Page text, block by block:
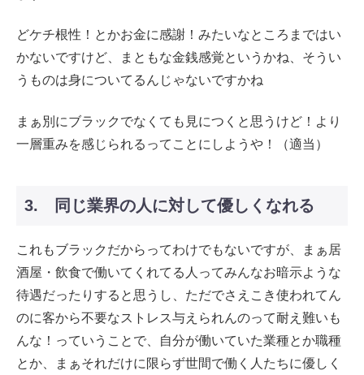
どケチ根性！とかお金に感謝！みたいなところまではい
かないですけど、まともな金銭感覚というかね、そうい
うものは身についてるんじゃないですかね
まぁ別にブラックでなくても見につくと思うけど！より
一層重みを感じられるってことにしようや！（適当）
3. 同じ業界の人に対して優しくなれる
これもブラックだからってわけでもないですが、まぁ居
酒屋・飲食で働いてくれてる人ってみんなお暗示ような
待遇だったりすると思うし、ただでさえこき使われてん
のに客から不要なストレス与えられんのって耐え難いも
んな！っていうことで、自分が働いていた業種とか職種
とか、まぁそれだけに限らず世間で働く人たちに優しく